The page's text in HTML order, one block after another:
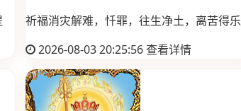
祈福消灾解难，忏罪，往生净土，离苦得乐
2026-08-03 20:25:56查看详情